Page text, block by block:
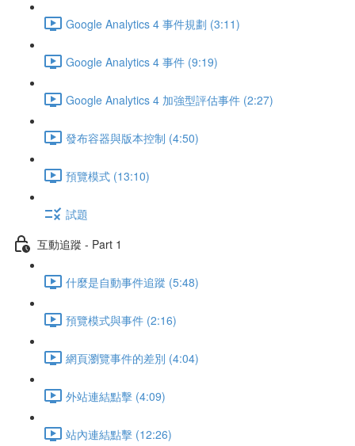
Google Analytics 4 事件規劃 (3:11)
Google Analytics 4 事件 (9:19)
Google Analytics 4 加強型評估事件 (2:27)
發布容器與版本控制 (4:50)
預覽模式 (13:10)
試題
互動追蹤 - Part 1
什麼是自動事件追蹤 (5:48)
預覽模式與事件 (2:16)
網頁瀏覽事件的差別 (4:04)
外站連結點擊 (4:09)
站內連結點擊 (12:26)